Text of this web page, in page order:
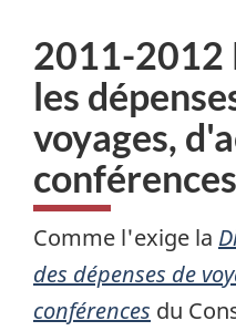
2011-2012
les
voyages,
conférences
Comme l'exige la
des dépenses de
conférences du